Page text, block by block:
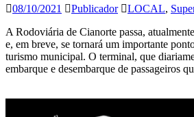
08/10/2021 Publicador LOCAL,
A Rodoviária de Cianorte passa,
e, em breve, se tornará um importante
turismo municipal. O terminal, que
embarque e desembarque de passageiros